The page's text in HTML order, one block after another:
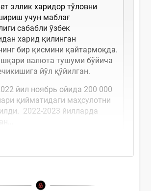
эллик харидор тўловни
учун маблағ
сабабли ўзбек
харид қилинган
бир қисмини қайтармоқда.
валюта тушуми бўйича
йўл қўйилган.
йил ноябрь ойида 200 000
қийматидаги маҳсулотни
2022-2023 йилларда